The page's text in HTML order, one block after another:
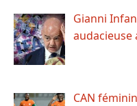
Gianni
audacieuse
CAN